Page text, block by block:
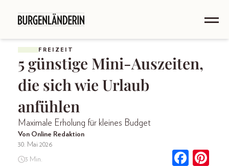
FREIZEIT
5 günstige Mini-Auszeiten,
die sich wie Urlaub
anfühlen
Maximale Erholung für kleines Budget
Von Online Redaktion
30. Mai 2026
3 Min.